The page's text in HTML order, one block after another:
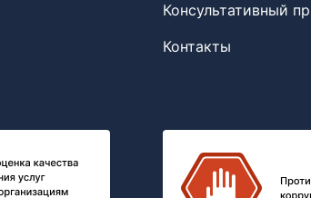
Консультативный
Контакты